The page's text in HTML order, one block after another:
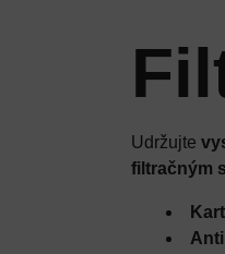
Udržujte
filtračným